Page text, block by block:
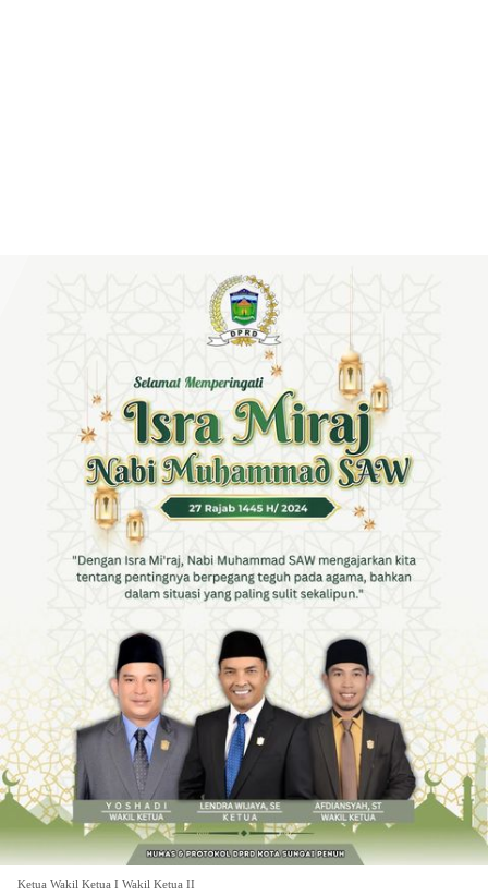
Ketua Wakil Ketua I Wakil Ketua II